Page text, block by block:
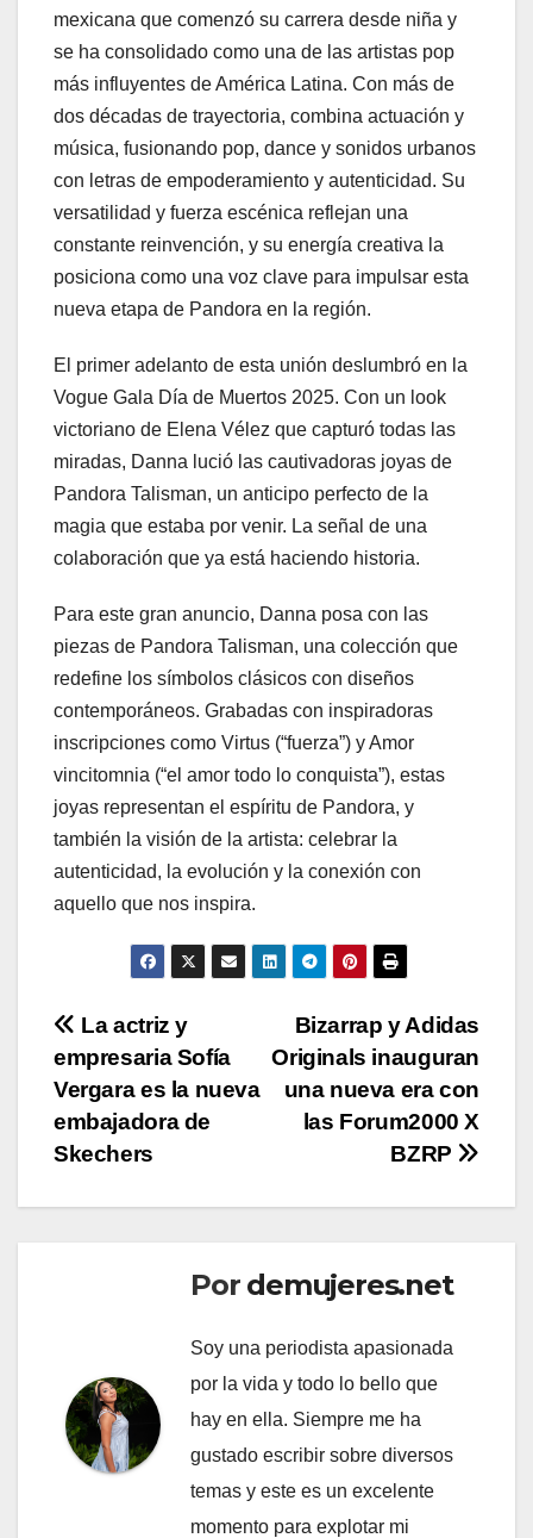
mexicana que comenzó su carrera desde niña y
se ha consolidado como una de las artistas pop
más influyentes de América Latina. Con más de
dos décadas de trayectoria, combina actuación y
música, fusionando pop, dance y sonidos urbanos
con letras de empoderamiento y autenticidad. Su
versatilidad y fuerza escénica reflejan una
constante reinvención, y su energía creativa la
posiciona como una voz clave para impulsar esta
nueva etapa de Pandora en la región.
El primer adelanto de esta unión deslumbró en la
Vogue Gala Día de Muertos 2025. Con un look
victoriano de Elena Vélez que capturó todas las
miradas, Danna lució las cautivadoras joyas de
Pandora Talisman, un anticipo perfecto de la
magia que estaba por venir. La señal de una
colaboración que ya está haciendo historia.
Para este gran anuncio, Danna posa con las
piezas de Pandora Talisman, una colección que
redefine los símbolos clásicos con diseños
contemporáneos. Grabadas con inspiradoras
inscripciones como Virtus (“fuerza”) y Amor
vincitomnia (“el amor todo lo conquista”), estas
joyas representan el espíritu de Pandora, y
también la visión de la artista: celebrar la
autenticidad, la evolución y la conexión con
aquello que nos inspira.
Navegación
de
entradas
Bizarrap y Adidas
Originals inauguran
una nueva era con
las Forum2000 X
BZRP
La actriz y
empresaria Sofía
Vergara es la nueva
embajadora de
Skechers
Por demujeres.net
Soy una periodista apasionada
por la vida y todo lo bello que
hay en ella. Siempre me ha
gustado escribir sobre diversos
temas y este es un excelente
momento para explotar mi